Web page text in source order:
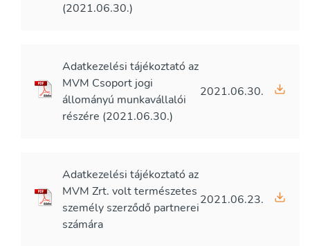
(2021.06.30.)
Adatkezelési tájékoztató az
MVM Csoport jogi
állományú munkavállalói
részére (2021.06.30.)
2021.06.30.
Adatkezelési tájékoztató az
MVM Zrt. volt természetes
személy szerződő partnerei
számára
2021.06.23.